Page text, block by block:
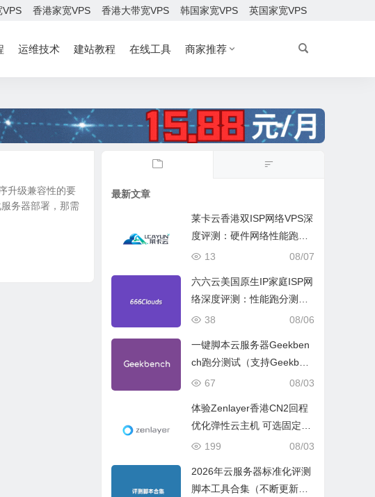
VPS 香港家宽VPS 香港大带宽VPS 韩国家宽VPS 英国家宽VPS
运维技术 建站教程 在线工具 商家推荐
升级兼容性的要
务器部署，那需
最新文章
莱卡云香港双ISP网络VPS深
度评测：硬件网络性能跑
分、流媒体兼容测试和选择
08/07
13
六六云美国原生IP家庭ISP网
络深度评测：性能跑分测
试、网络线路与购买建议08/06
38
一键脚本云服务器Geekben
ch跑分测试（支持Geekben
ch 5 Geekbench 6 Geekbe
08/03
67
体验Zenlayer香港CN2回程
优化弹性云主机 可选固定带
宽或流量模式
08/03
199
2026年云服务器标准化评测
脚本工具合集（不断更新完